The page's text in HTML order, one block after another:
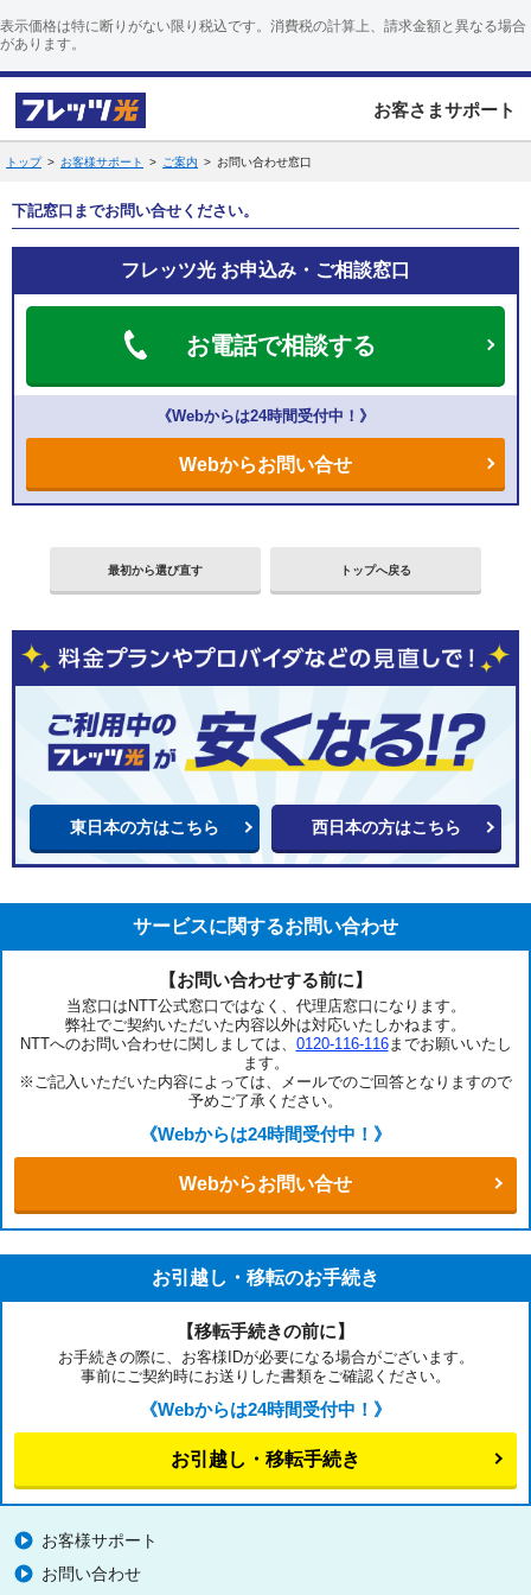
表示価格は特に断りがない限り税込です。消費税の計算上、請求金額と異なる場合
があります。
お客さまサポート
トップ お客様サポート ご案内 お問い合わせ窓口
下記窓口までお問い合せください。
フレッツ光 お申込み・ご相談窓口
お電話で相談する
《Webからは24時間受付中！》
Webからお問い合せ
最初から選び直す トップへ戻る
東日本の方はこちら 西日本の方はこちら
サービスに関するお問い合わせ
【お問い合わせする前に】
当窓口はNTT公式窓口ではなく、代理店窓口になります。
弊社でご契約いただいた内容以外は対応いたしかねます。
NTTへのお問い合わせに関しましては、 0120-116-116までお願いいたし
ます。
※ご記入いただいた内容によっては、メールでのご回答となりますので
予めご了承ください。
《Webからは24時間受付中！》
Webからお問い合せ
お引越し・移転のお手続き
【移転手続きの前に】
お手続きの際に、お客様IDが必要になる場合がございます。
事前にご契約時にお送りした書類をご確認ください。
《Webからは24時間受付中！》
お引越し・移転手続き
お客様サポート
お問い合わせ